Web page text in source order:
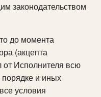
законодательством
до момента
(акцепта
от Исполнителя всю
и иных
условия